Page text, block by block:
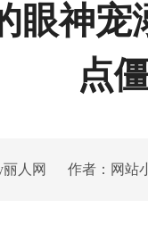
眼神
点
丽人网 作者：网站